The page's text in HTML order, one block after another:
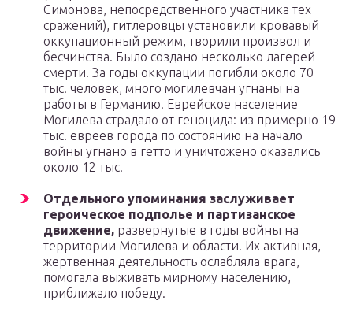
Симонова, непосредственного участника тех
сражений), гитлеровцы установили кровавый
оккупационный режим, творили произвол и
бесчинства. Было создано несколько лагерей
смерти. За годы оккупации погибли около 70
тыс. человек, много могилевчан угнаны на
работы в Германию. Еврейское население
Могилева страдало от геноцида: из примерно 19
тыс. евреев города по состоянию на начало
войны угнано в гетто и уничтожено оказались
около 12 тыс.
Отдельного упоминания заслуживает
героическое подполье и партизанское
движение, развернутые в годы войны на
территории Могилева и области. Их активная,
жертвенная деятельность ослабляла врага,
помогала выживать мирному населению,
приближало победу.